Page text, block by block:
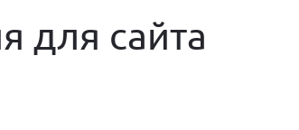
для сайта